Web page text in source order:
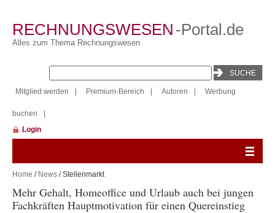
RECHNUNGSWESEN -Portal.de
Alles zum Thema Rechnungswesen
Mitglied werden Premium-Bereich Autoren Werbung
buchen
Login
Home / News / Stellenmarkt
Mehr Gehalt, Homeoffice und Urlaub auch bei jungen
Fachkräften Hauptmotivation für einen Quereinstieg